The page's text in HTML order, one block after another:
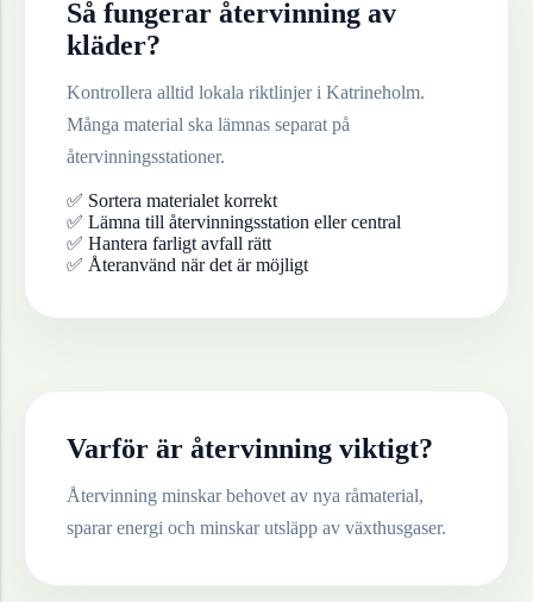
Så fungerar återvinning av
kläder?
Kontrollera alltid lokala riktlinjer i Katrineholm.
Många material ska lämnas separat på
återvinningsstationer.
✅ Sortera materialet korrekt
✅ Lämna till återvinningsstation eller central
✅ Hantera farligt avfall rätt
✅ Återanvänd när det är möjligt
Varför är återvinning viktigt?
Återvinning minskar behovet av nya råmaterial,
sparar energi och minskar utsläpp av växthusgaser.